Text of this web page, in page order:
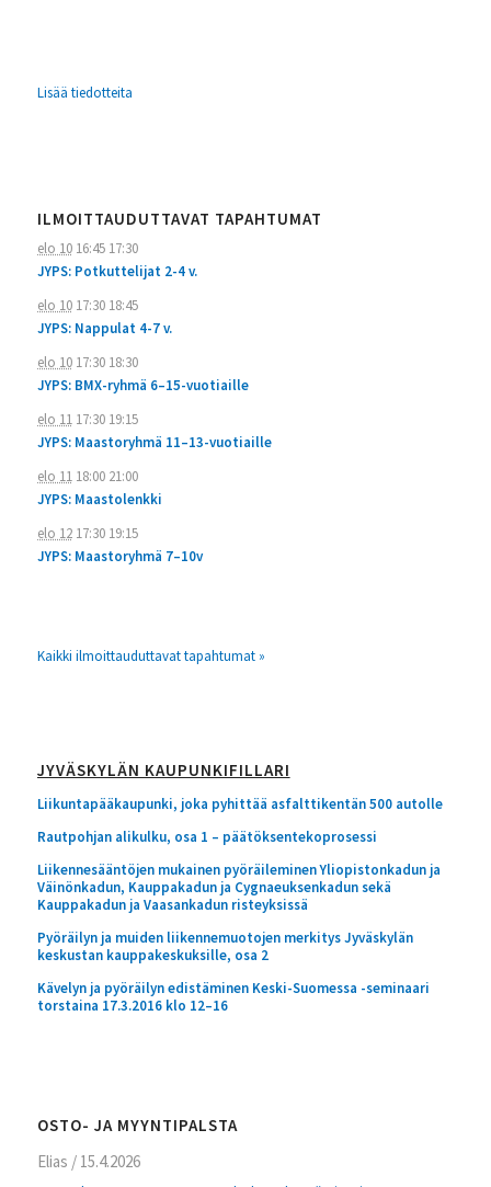
Lisää tiedotteita
ILMOITTAUDUTTAVAT TAPAHTUMAT
elo 1016:45 17:30
JYPS: Potkuttelijat 2-4 v.
elo 1017:30 18:45
JYPS: Nappulat 4-7 v.
elo 1017:30 18:30
JYPS: BMX-ryhmä 6–15-vuotiaille
elo 1117:30 19:15
JYPS: Maastoryhmä 11–13-vuotiaille
elo 1118:00 21:00
JYPS: Maastolenkki
elo 1217:30 19:15
JYPS: Maastoryhmä 7–10v
Kaikki ilmoittauduttavat tapahtumat »
JYVÄSKYLÄN KAUPUNKIFILLARI
Liikuntapääkaupunki, joka pyhittää asfalttikentän 500 autolle
Rautpohjan alikulku, osa 1 – päätöksentekoprosessi
Liikennesääntöjen mukainen pyöräileminen Yliopistonkadun ja
Väinönkadun, Kauppakadun ja Cygnaeuksenkadun sekä
Kauppakadun ja Vaasankadun risteyksissä
Pyöräilyn ja muiden liikennemuotojen merkitys Jyväskylän
keskustan kauppakeskuksille, osa 2
Kävelyn ja pyöräilyn edistäminen Keski-Suomessa -seminaari
torstaina 17.3.2016 klo 12–16
OSTO- JA MYYNTIPALSTA
Elias / 15.4.2026